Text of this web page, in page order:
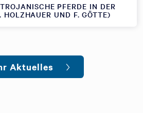
PFERDE IN DER
HOLZHAUER UND F. GÖTTE)
Aktuelles